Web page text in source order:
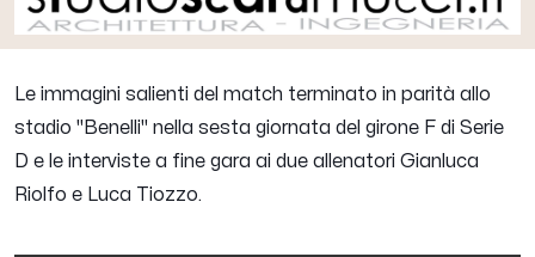
Le immagini salienti del match terminato in parità allo
stadio "Benelli" nella sesta giornata del girone F di Serie
D e le interviste a fine gara ai due allenatori Gianluca
Riolfo e Luca Tiozzo.